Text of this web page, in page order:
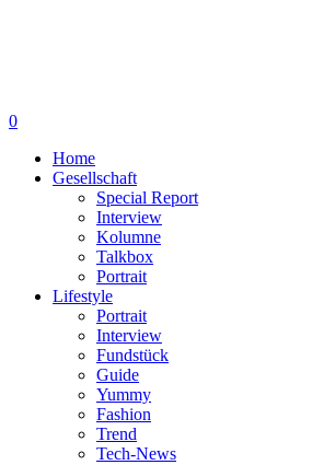
0
Home
Gesellschaft
Special Report
Interview
Kolumne
Talkbox
Portrait
Lifestyle
Portrait
Interview
Fundstück
Guide
Yummy
Fashion
Trend
Tech-News